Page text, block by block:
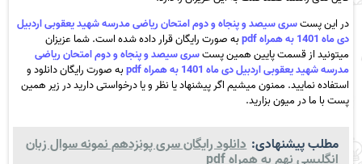
در این پستسری سیصد و پنجاه و دوم امتحان ریاضی مدرسه شهید یعقوبی اردبیل
دی ماه 1401 به همراه pdf
به صورت رایگان قرار داده شده است. شما عزیزان
میتونید از قسمت پایین همین پستسری سیصد و پنجاه و دوم امتحان ریاضی
مدرسه شهید یعقوبی اردبیل دی ماه 1401 به همراه pdf
به صورت رایگان دانلود و
استفاده نمایید. ممنون میشیم اگر پیشنهاد یا نظر و یا درخواستی دارید در زیر همین
پست با ما در میون بزارید.
مطلب پیشنهادی: دانلود رایگان سری پونزدهم نمونه سوال زبان
انگلیسی نهم به همراه pdf